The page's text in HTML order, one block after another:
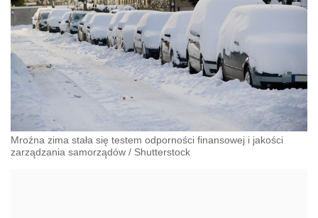
Mroźna zima stała się testem odporności finansowej i jakości
zarządzania samorządów / Shutterstock